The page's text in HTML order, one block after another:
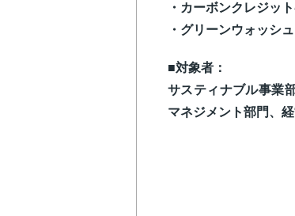
・カーボンクレジッ
・グリーンウォッシ
■対象者：
サスティナブル事業
マネジメント部門、